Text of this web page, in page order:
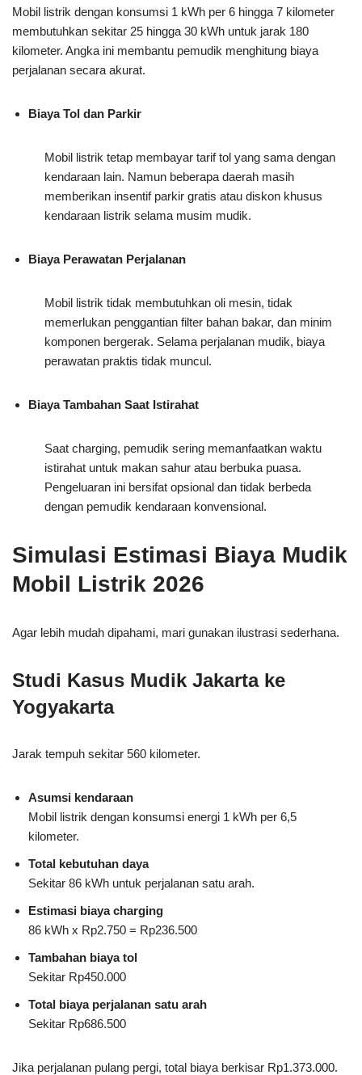
Mobil listrik dengan konsumsi 1 kWh per 6 hingga 7 kilometer
membutuhkan sekitar 25 hingga 30 kWh untuk jarak 180
kilometer. Angka ini membantu pemudik menghitung biaya
perjalanan secara akurat.
Biaya Tol dan Parkir
Mobil listrik tetap membayar tarif tol yang sama dengan
kendaraan lain. Namun beberapa daerah masih
memberikan insentif parkir gratis atau diskon khusus
kendaraan listrik selama musim mudik.
Biaya Perawatan Perjalanan
Mobil listrik tidak membutuhkan oli mesin, tidak
memerlukan penggantian filter bahan bakar, dan minim
komponen bergerak. Selama perjalanan mudik, biaya
perawatan praktis tidak muncul.
Biaya Tambahan Saat Istirahat
Saat charging, pemudik sering memanfaatkan waktu
istirahat untuk makan sahur atau berbuka puasa.
Pengeluaran ini bersifat opsional dan tidak berbeda
dengan pemudik kendaraan konvensional.
Simulasi Estimasi Biaya Mudik
Mobil Listrik 2026
Agar lebih mudah dipahami, mari gunakan ilustrasi sederhana.
Studi Kasus Mudik Jakarta ke
Yogyakarta
Jarak tempuh sekitar 560 kilometer.
Asumsi kendaraan
Mobil listrik dengan konsumsi energi 1 kWh per 6,5
kilometer.
Total kebutuhan daya
Sekitar 86 kWh untuk perjalanan satu arah.
Estimasi biaya charging
86 kWh x Rp2.750 = Rp236.500
Tambahan biaya tol
Sekitar Rp450.000
Total biaya perjalanan satu arah
Sekitar Rp686.500
Jika perjalanan pulang pergi, total biaya berkisar Rp1.373.000.